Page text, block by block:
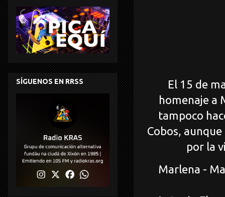
El 15 de
homenaje a
tampoco
Cobos,
por la
Marlena -
SÍGUENOS EN RRSS